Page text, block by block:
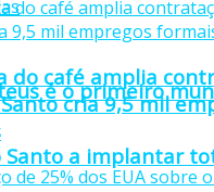
é o primeiro
Santo a implantar
do café amplia
cria 9,5 mil